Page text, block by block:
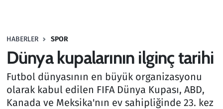
HABERLER SPOR
Dünya kupalarının ilginç tarihi
Futbol dünyasının en büyük organizasyonu
olarak kabul edilen FIFA Dünya Kupası, ABD,
Kanada ve Meksika'nın ev sahipliğinde 23. kez
Haber
Kültür Sanat
Kurumsal Haberler